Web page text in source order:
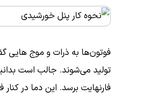
فوتون‌ها به ذرات و موج هایی
فارنهایت برسد. این دما در